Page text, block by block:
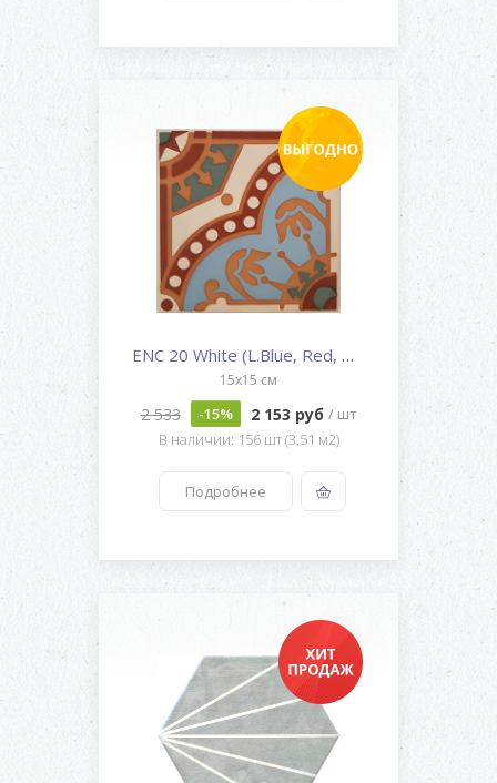
ENC 20 White (L.Blue, Red, Gre...
15x15 см
2 533 -15% 2 153 руб / шт
В наличии: 156 шт (3.51 м2)
Подробнее